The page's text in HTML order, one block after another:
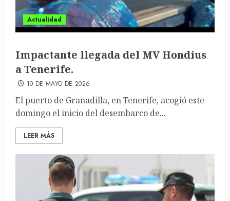
Actualidad
Impactante llegada del MV Hondius
a Tenerife.
10 DE MAYO DE 2026
El puerto de Granadilla, en Tenerife, acogió este
domingo el inicio del desembarco de...
LEER MÁS